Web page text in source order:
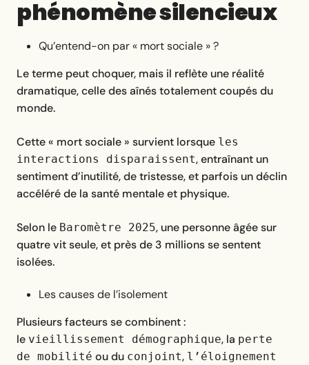
phénomène silencieux
Qu’entend-on par « mort sociale » ?
Le terme peut choquer, mais il reflète une réalité
dramatique, celle des aînés totalement coupés du
monde.
Cette « mort sociale » survient lorsque les
interactions disparaissent, entraînant un
sentiment d’inutilité, de tristesse, et parfois un déclin
accéléré de la santé mentale et physique.
Selon le Baromètre 2025, une personne âgée sur
quatre vit seule, et près de 3 millions se sentent
isolées.
Les causes de l’isolement
Plusieurs facteurs se combinent :
le vieillissement démographique, la perte
de mobilité ou du conjoint, l’éloignement